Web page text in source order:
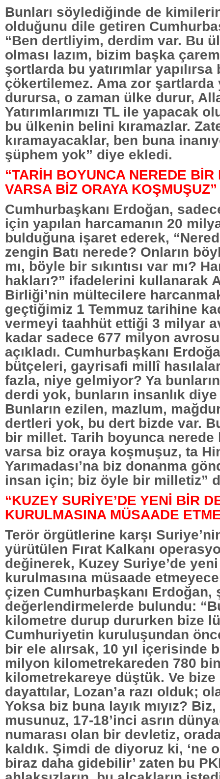
Bunları söylediğinde de
olduğunu dile getiren
“Ben dertliyim, derdim var. Bu
olması lazım, bizim başka
şortlarda bu yatırımlar yapılırsa
çökertilemez. Ama zor şartlarda
durursa, o zaman ülke durur,
Yatırımlarımızı TL ile yapacak
bu ülkenin belini kıramazlar.
kıramayacaklar, ben buna
şüphem yok” diye ekledi.
“TARİH BOYUNCA NEREDE BİR
VARSA BİZ ORAYA KOŞMUŞUZ”
Cumhurbaşkanı Erdoğan,
için yapılan harcamanın 20
bulduğuna işaret ederek,
zengin Batı nerede? Onların
mı, böyle bir sıkıntısı var mı?
hakları?” ifadelerini kullanarak
Birliği’nin mültecilere
geçtiğimiz 1 Temmuz tarihine
vermeyi taahhüt ettiği 3 milyar
kadar sadece 677 milyon
açıkladı. Cumhurbaşkanı
bütçeleri, gayrisafi millî
fazla, niye gelmiyor? Ya
derdi yok, bunların insanlık
Bunların ezilen, mazlum,
dertleri yok, bu dert bizde var.
bir millet. Tarih boyunca nerede
varsa biz oraya koşmuşuz, ta
Yarımadası’na biz donanma
insan için; biz öyle bir milletiz”
“KUZEY SURİYE’DE YENİ BİR
KURULMASINA MÜSAADE
Terör örgütlerine karşı
yürütülen Fırat Kalkanı
değinerek, Kuzey Suriye’de
kurulmasına müsaade
çizen Cumhurbaşkanı Erdoğan,
değerlendirmelerde bulundu:
kilometre durup dururken bize
Cumhuriyetin kuruluşundan
bir ele alırsak, 10 yıl içerisinde
milyon kilometrekareden 780
kilometrekareye düştük. Ve bize
dayattılar, Lozan’a razı olduk;
Yoksa biz buna layık mıyız?
musunuz, 17-18’inci asrın
numarası olan bir devletiz,
kaldık. Şimdi de diyoruz ki, ‘ne
biraz daha gidebilir’ zaten bu